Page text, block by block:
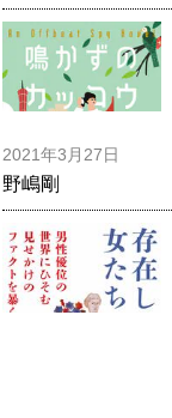
2021年3月27日
野嶋剛